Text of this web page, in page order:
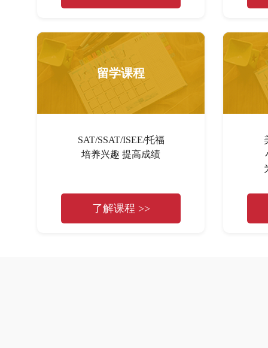
留学课程
SAT/SSAT/ISEE/托福
培养兴趣 提高成绩
了解课程 >>